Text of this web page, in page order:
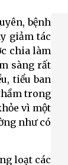
bệnh
giảm tác
chia làm
sàng rất
tiểu ban
trong
vì một
như có
loạt các